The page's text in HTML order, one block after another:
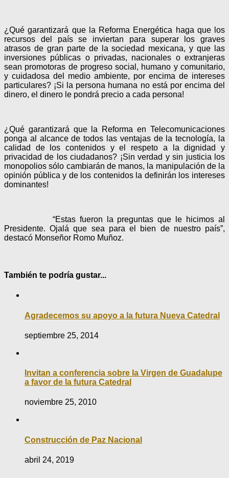
¿Qué garantizará que la Reforma Energética haga que los
recursos del país se inviertan para superar los graves
atrasos de gran parte de la sociedad mexicana, y que las
inversiones públicas o privadas, nacionales o extranjeras
sean promotoras de progreso social, humano y comunitario,
y cuidadosa del medio ambiente, por encima de intereses
particulares? ¡Si la persona humana no está por encima del
dinero, el dinero le pondrá precio a cada persona!
¿Qué garantizará que la Reforma en Telecomunicaciones
ponga al alcance de todos las ventajas de la tecnología, la
calidad de los contenidos y el respeto a la dignidad y
privacidad de los ciudadanos? ¡Sin verdad y sin justicia los
monopolios sólo cambiarán de manos, la manipulación de la
opinión pública y de los contenidos la definirán los intereses
dominantes!
“Estas fueron la preguntas que le hicimos al
Presidente. Ojalá que sea para el bien de nuestro país”,
destacó Monseñor Romo Muñoz.
También te podría gustar...
Agradecemos su apoyo a la futura Nueva Catedral
septiembre 25, 2014
Invitan a conferencia sobre la Virgen de Guadalupe
a favor de la futura Catedral
noviembre 25, 2010
Construcción de Paz Nacional
abril 24, 2019